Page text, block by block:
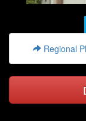
Regional